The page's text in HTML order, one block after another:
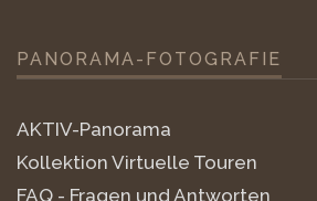
PANORAMA-FOTOGRAFIE
AKTIV-Panorama
Kollektion Virtuelle Touren
FAQ - Fragen und Antworten